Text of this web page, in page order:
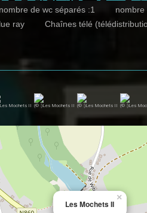
nombre de wc séparés :1 nombre
ray Chaînes télé
Mochets II (© :)Les Mochets II (© :)Les Mochets II (© :)Les
Les Mochets II
×